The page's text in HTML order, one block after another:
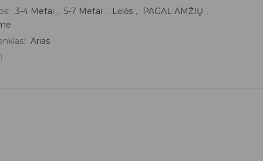
3-4 Metai , 5-7 Metai , Lėlės , PAGAL AMŽIŲ ,
Arias